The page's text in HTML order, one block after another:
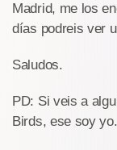
Madrid, me los
días podreis ver
Saludos.
PD: Si veis a
Birds, ese soy yo.